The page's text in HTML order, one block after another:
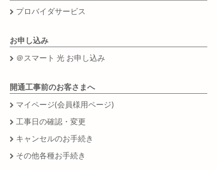
プロバイダサービス
お申し込み
＠スマート 光 お申し込み
開通工事前のお客さまへ
マイページ(会員様用ページ)
工事日の確認・変更
キャンセルのお手続き
その他各種お手続き